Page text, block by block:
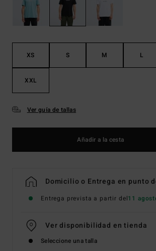
XS S M L
XXL
Ver guía de tallas
Añadir a la cesta
Domicilio o Entrega en punto
Entrega prevista a partir del11
Ver disponibilidad en tienda
Seleccione una talla